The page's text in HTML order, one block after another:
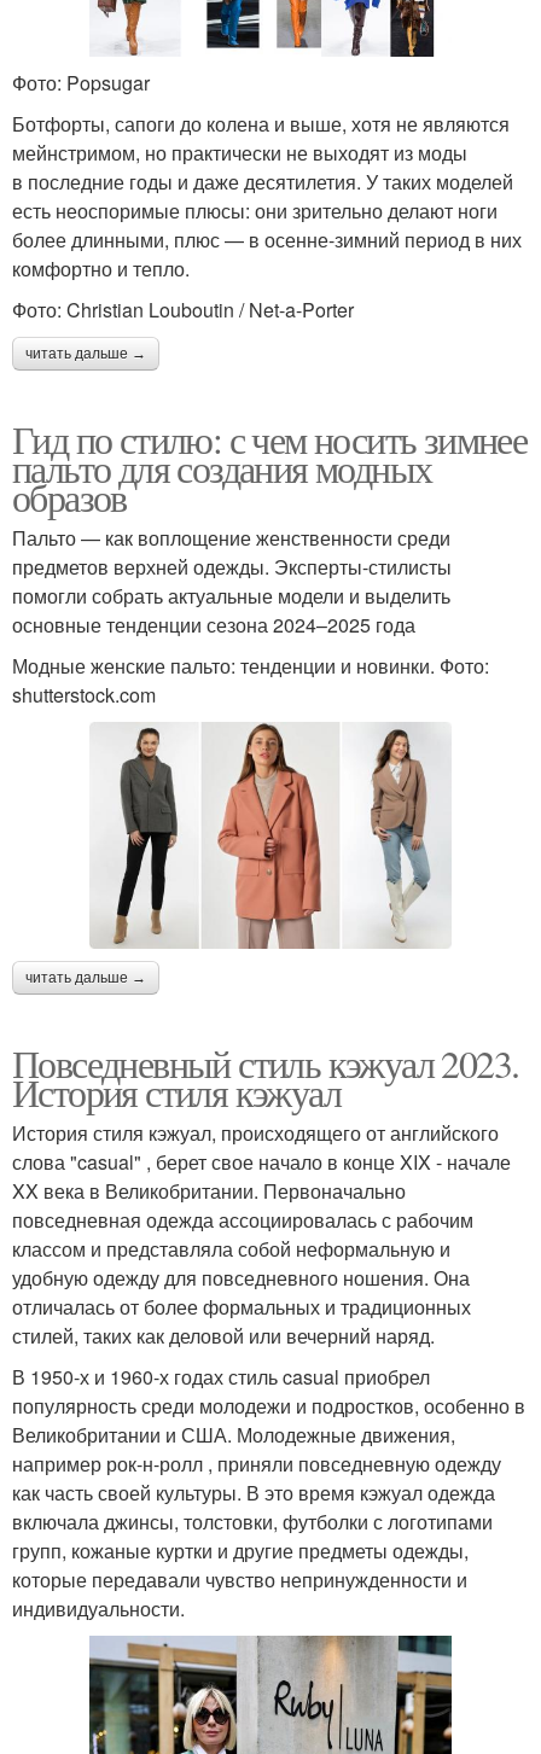
Фото: Popsugar
Ботфорты, сапоги до колена и выше, хотя не являются
мейнстримом, но практически не выходят из моды
в последние годы и даже десятилетия. У таких моделей
есть неоспоримые плюсы: они зрительно делают ноги
более длинными, плюс — в осенне-зимний период в них
комфортно и тепло.
Фото: Christian Louboutin / Net-a-Porter
читать дальше →
Гид по стилю: с чем носить зимнее
пальто для создания модных
образов
Пальто — как воплощение женственности среди
предметов верхней одежды. Эксперты-стилисты
помогли собрать актуальные модели и выделить
основные тенденции сезона 2024–2025 года
Модные женские пальто: тенденции и новинки. Фото:
shutterstock.com
читать дальше →
Повседневный стиль кэжуал 2023.
История стиля кэжуал
История стиля кэжуал, происходящего от английского
слова "casual" , берет свое начало в конце XIX - начале
XX века в Великобритании. Первоначально
повседневная одежда ассоциировалась с рабочим
классом и представляла собой неформальную и
удобную одежду для повседневного ношения. Она
отличалась от более формальных и традиционных
стилей, таких как деловой или вечерний наряд.
В 1950-х и 1960-х годах стиль casual приобрел
популярность среди молодежи и подростков, особенно в
Великобритании и США. Молодежные движения,
например рок-н-ролл , приняли повседневную одежду
как часть своей культуры. В это время кэжуал одежда
включала джинсы, толстовки, футболки с логотипами
групп, кожаные куртки и другие предметы одежды,
которые передавали чувство непринужденности и
индивидуальности.